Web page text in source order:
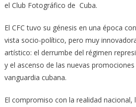
el Club Fotográfico de Cuba.
El CFC tuvo su génesis en una época
vista socio-político, pero muy
artístico: el derrumbe del régimen
y el ascenso de las nuevas
vanguardia cubana.
El compromiso con la realidad nacional,